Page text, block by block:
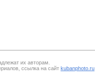
их авторам.
ссылка на сайт kubanphoto.ru